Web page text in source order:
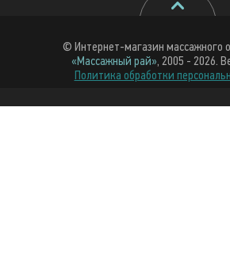
© Интернет-магазин массажного
«Массажный рай», 2005 - 2026.
Политика обработки